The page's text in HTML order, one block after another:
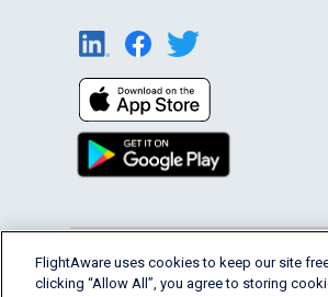
English (USA) 2026
FlightAware uses cookies to keep our site
clicking “Allow All”, you agree to storing